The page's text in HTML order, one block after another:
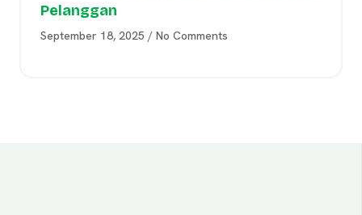
Pelanggan
September 18, 2025 No Comments